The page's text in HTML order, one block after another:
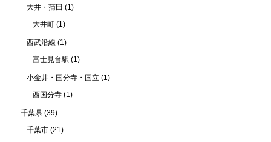
大井・蒲田 (1)
大井町 (1)
西武沿線 (1)
富士見台駅 (1)
小金井・国分寺・国立 (1)
西国分寺 (1)
千葉県 (39)
千葉市 (21)